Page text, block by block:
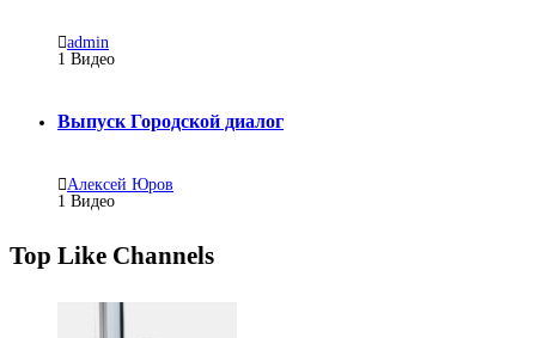
admin
1 Видео
Выпуск Городской диалог
Алексей Юров
1 Видео
Top Like Channels